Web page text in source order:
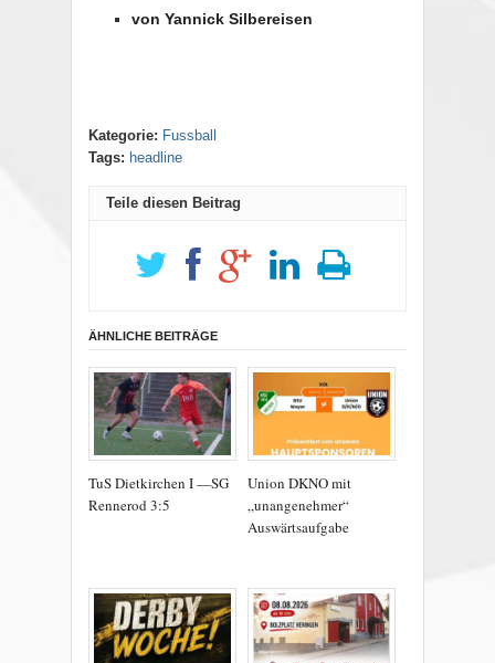
von Yannick Silbereisen
Kategorie: Fussball
Tags: headline
Teile diesen Beitrag
ÄHNLICHE BEITRÄGE
TuS Dietkirchen I —SG
Rennerod 3:5
Union DKNO mit
„unangenehmer“
Auswärtsaufgabe